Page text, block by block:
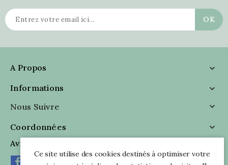
A Propos

Informations

Nous Suivre

Coordonnées

Avis Clients
Ce site utilise des cookies destinés à optimiser votre